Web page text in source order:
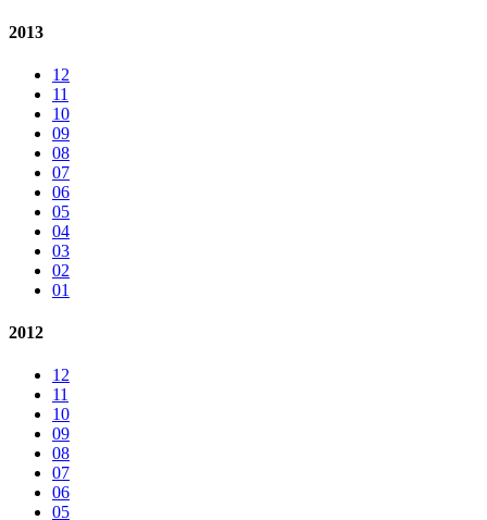
2013
12
11
10
09
08
07
06
05
04
03
02
01
2012
12
11
10
09
08
07
06
05